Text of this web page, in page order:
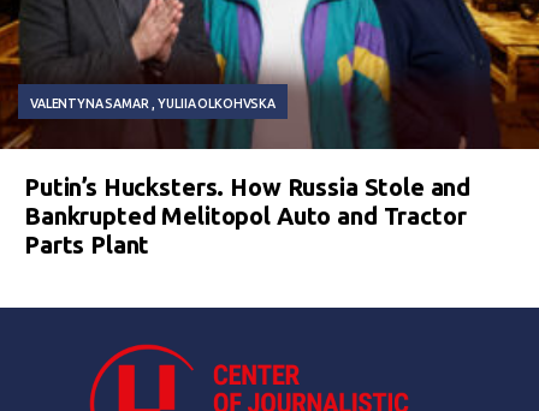
VALENTYNA SAMAR YULIIA OLKOHVSKA
Putin’s Hucksters. How Russia Stole and
Bankrupted Melitopol Auto and Tractor
Parts Plant